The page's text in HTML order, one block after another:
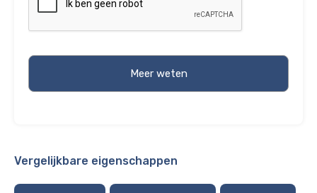
Vergelijkbare eigenschappen